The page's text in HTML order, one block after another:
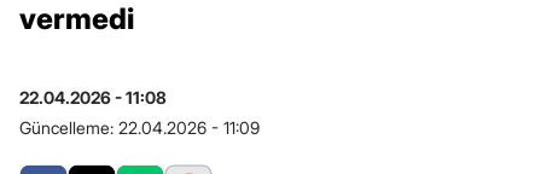
vermedi
22.04.2026 - 11:08
Güncelleme: 22.04.2026 - 11:09